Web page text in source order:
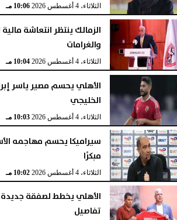
الثلاثاء، 4 أغسطس 2026 10:06 مـ
الزمالك ينتظر انتعاشة
والغرامات
الثلاثاء، 4 أغسطس 2026 10:04 مـ
الأهلي يحسم مصير ياسر
الخليجي
الثلاثاء، 4 أغسطس 2026 10:03 مـ
سيراميكا يحسم مهاجمه
مبكرًا
الثلاثاء، 4 أغسطس 2026 10:02 مـ
الأهلي يخطط لصفقة
تفاصيل